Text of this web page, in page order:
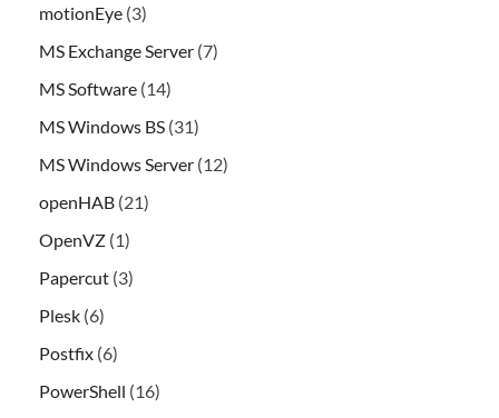
motionEye (3)
MS Exchange Server (7)
MS Software (14)
MS Windows BS (31)
MS Windows Server (12)
openHAB (21)
OpenVZ (1)
Papercut (3)
Plesk (6)
Postfix (6)
PowerShell (16)